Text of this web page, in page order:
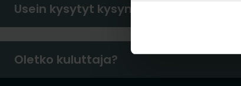
Usein kysytyt kysymykset
Oletko kuluttaja?